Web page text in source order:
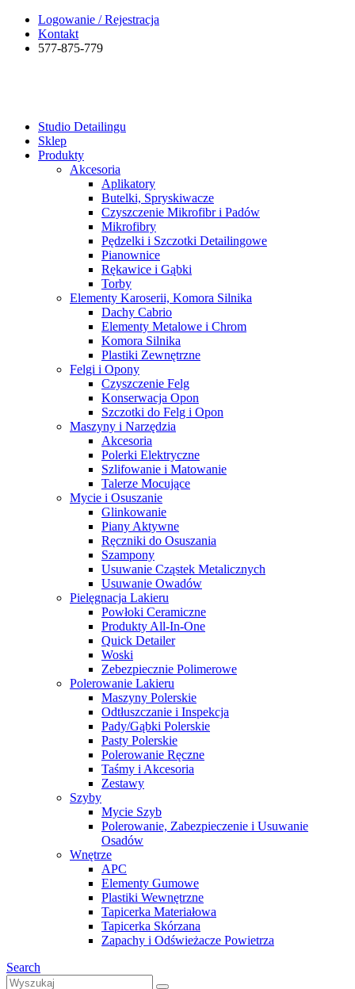
Logowanie / Rejestracja
Kontakt
577-875-779
Studio Detailingu
Sklep
Produkty
Akcesoria
Aplikatory
Butelki, Spryskiwacze
Czyszczenie Mikrofibr i Padów
Mikrofibry
Pędzelki i Szczotki Detailingowe
Pianownice
Rękawice i Gąbki
Torby
Elementy Karoserii, Komora Silnika
Dachy Cabrio
Elementy Metalowe i Chrom
Komora Silnika
Plastiki Zewnętrzne
Felgi i Opony
Czyszczenie Felg
Konserwacja Opon
Szczotki do Felg i Opon
Maszyny i Narzędzia
Akcesoria
Polerki Elektryczne
Szlifowanie i Matowanie
Talerze Mocujące
Mycie i Osuszanie
Glinkowanie
Piany Aktywne
Ręczniki do Osuszania
Szampony
Usuwanie Cząstek Metalicznych
Usuwanie Owadów
Pielęgnacja Lakieru
Powłoki Ceramiczne
Produkty All-In-One
Quick Detailer
Woski
Zebezpiecznie Polimerowe
Polerowanie Lakieru
Maszyny Polerskie
Odtłuszczanie i Inspekcja
Pady/Gąbki Polerskie
Pasty Polerskie
Polerowanie Ręczne
Taśmy i Akcesoria
Zestawy
Szyby
Mycie Szyb
Polerowanie, Zabezpieczenie i Usuwanie
Osadów
Wnętrze
APC
Elementy Gumowe
Plastiki Wewnętrzne
Tapicerka Materiałowa
Tapicerka Skórzana
Zapachy i Odświeżacze Powietrza
Search